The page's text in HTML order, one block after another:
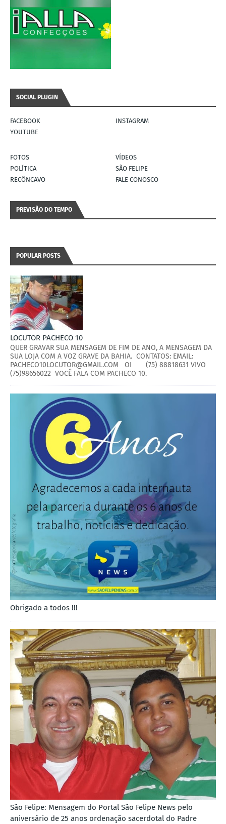
SOCIAL PLUGIN
FACEBOOK
INSTAGRAM
YOUTUBE
FOTOS
VÍDEOS
POLÍTICA
SÃO FELIPE
RECÔNCAVO
FALE CONOSCO
PREVISÃO DO TEMPO
POPULAR POSTS
LOCUTOR PACHECO 10
QUER GRAVAR SUA MENSAGEM DE FIM DE ANO, A MENSAGEM DA
SUA LOJA COM A VOZ GRAVE DA BAHIA. CONTATOS: EMAIL:
PACHECO10LOCUTOR@GMAIL.COM OI (75) 88818631 VIVO
(75)98656022 VOCÊ FALA COM PACHECO 10.
Obrigado a todos !!!
São Felipe: Mensagem do Portal São Felipe News pelo
aniversário de 25 anos ordenação sacerdotal do Padre